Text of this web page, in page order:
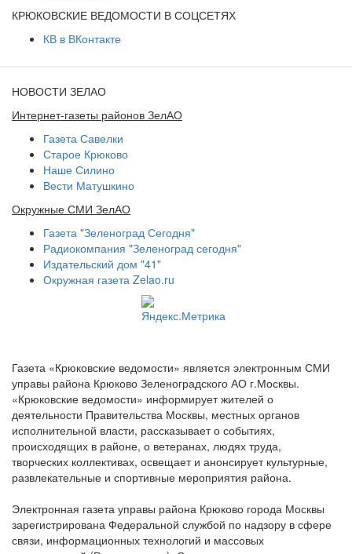
КРЮКОВСКИЕ ВЕДОМОСТИ В СОЦСЕТЯХ
КВ в ВКонтакте
НОВОСТИ ЗЕЛАО
Интернет-газеты районов ЗелАО
Газета Савелки
Старое Крюково
Наше Силино
Вести Матушкино
Окружные СМИ ЗелАО
Газета "Зеленоград Сегодня"
Радиокомпания "Зеленоград сегодня"
Издательский дом "41"
Окружная газета Zelao.ru
Газета «Крюковские ведомости» является электронным СМИ
управы района Крюково Зеленоградского АО г.Москвы.
«Крюковские ведомости» информирует жителей о
деятельности Правительства Москвы, местных органов
исполнительной власти, рассказывает о событиях,
происходящих в районе, о ветеранах, людях труда,
творческих коллективах, освещает и анонсирует культурные,
развлекательные и спортивные мероприятия района.
Электронная газета управы района Крюково города Москвы
зарегистрирована Федеральной службой по надзору в сфере
связи, информационных технологий и массовых